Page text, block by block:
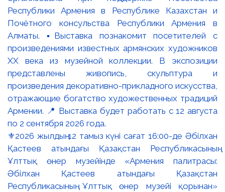
⚜️2026 жылдың 12 тамыз күні сағат 16:00-де Әбілхан
Қастеев атындағы Қазақстан Республикасының
Ұлттық өнер музейінде «Армения палитрасы:
Әбілхан Қастеев атындағы Қазақстан
Республикасының Ұлттық өнер музейі қорынан»